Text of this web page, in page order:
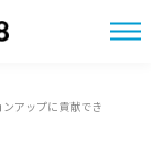
アップに貢献でき